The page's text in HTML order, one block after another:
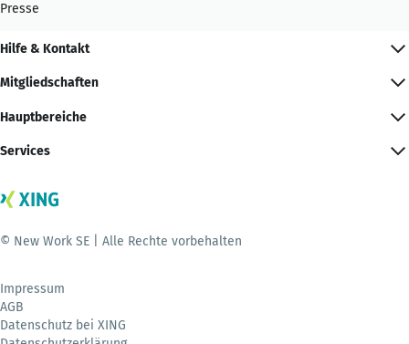
Presse
Hilfe & Kontakt
Mitgliedschaften
Hauptbereiche
Services
© New Work SE | Alle Rechte vorbehalten
Impressum
AGB
Datenschutz bei XING